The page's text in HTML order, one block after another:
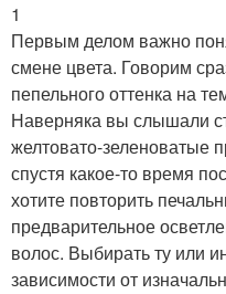
1
Первым делом важно
смене цвета. Говорим
пепельного оттенка на
Наверняка вы слышали
желтовато-зеленоватые
спустя какое-то время
хотите повторить
предварительное
волос. Выбирать ту или
зависимости от